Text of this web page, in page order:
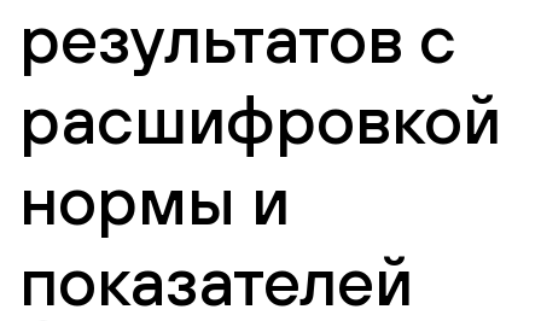
результатов с
расшифровкой
нормы и
показателей